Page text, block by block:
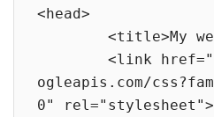
<head>
	<title>My website</title>
	<link href="https://fonts.go
ogleapis.com/
0" rel="stylesheet">